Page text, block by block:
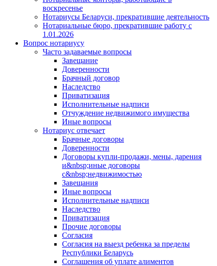
воскресенье
Нотариусы Беларуси, прекратившие деятельность
Нотариальные бюро, прекратившие работу с
1.01.2026
Вопрос нотариусу
Часто задаваемые вопросы
Завещание
Доверенности
Брачный договор
Наследство
Приватизация
Исполнительные надписи
Отчуждение недвижимого имущества
Иные вопросы
Нотариус отвечает
Брачные договоры
Доверенности
Договоры купли-продажи, мены, дарения
и&nbsp;иные договоры
с&nbsp;недвижимостью
Завещания
Иные вопросы
Исполнительные надписи
Наследство
Приватизация
Прочие договоры
Согласия
Согласия на выезд ребенка за пределы
Республики Беларусь
Соглашения об уплате алиментов